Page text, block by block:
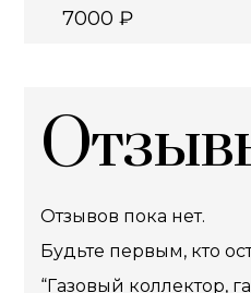
7000₽
Отзывов пока нет.
Будьте первым, кто
“Газовый коллектор,